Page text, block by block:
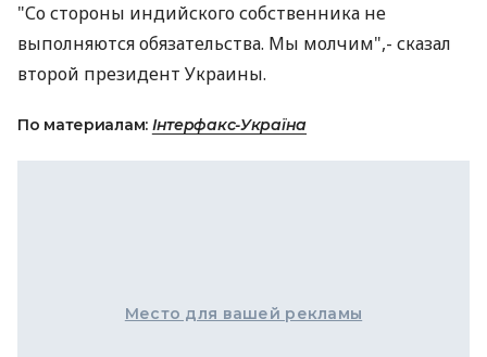
"Со стороны индийского собственника не
выполняются обязательства. Мы молчим",- сказал
второй президент Украины.
По материалам: Інтерфакс-Україна
Место для вашей рекламы